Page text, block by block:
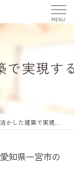
で実現
現する愛知県一宮市の健やかな暮らし方ガイド
知県一宮市の